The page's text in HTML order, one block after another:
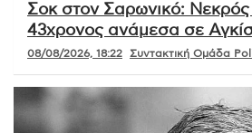
Σοκ στον Σαρωνικό:
43χρονος ανάμεσα σε
08/08/2026, 18:22 Συντακτική Ομάδα